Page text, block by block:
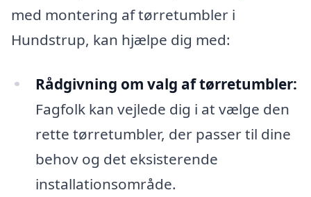
med montering af tørretumbler i
Hundstrup, kan hjælpe dig med:
Rådgivning om valg af tørretumbler:
Fagfolk kan vejlede dig i at vælge den
rette tørretumbler, der passer til dine
behov og det eksisterende
installationsområde.